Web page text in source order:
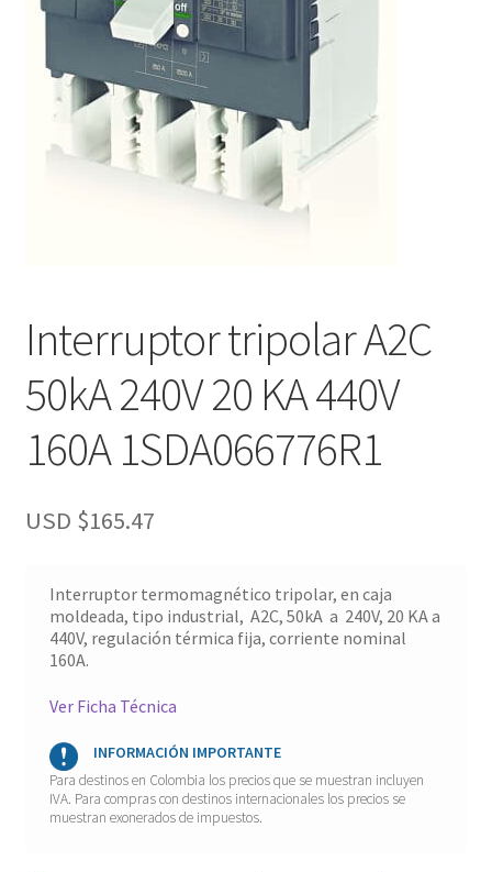
Interruptor tripolar A2C
50kA 240V 20 KA 440V
160A 1SDA066776R1
USD $165.47
Interruptor termomagnético tripolar, en caja
moldeada, tipo industrial, A2C, 50kA a 240V, 20 KA a
440V, regulación térmica fija, corriente nominal
160A.
Ver Ficha Técnica
INFORMACIÓN IMPORTANTE
Para destinos en Colombia los precios que se muestran incluyen
IVA. Para compras con destinos internacionales los precios se
muestran exonerados de impuestos.